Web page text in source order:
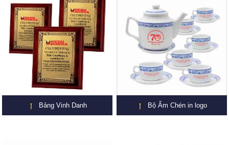
Bảng Vinh Danh Bộ Ấm Chén in logo